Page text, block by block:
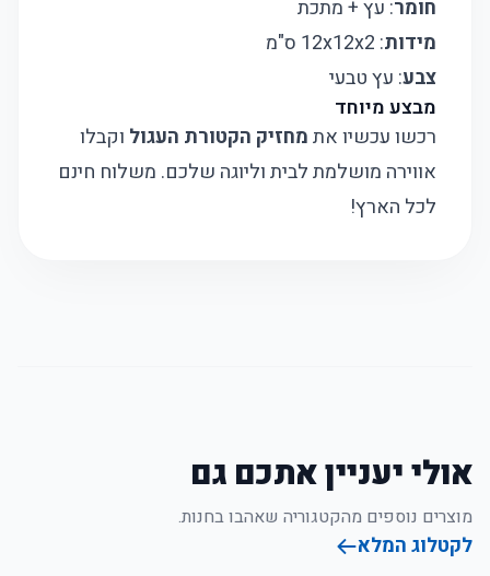
חומר: עץ + מתכת
מידות: 12x12x2 ס"מ
צבע: עץ טבעי
מבצע מיוחד
רכשו עכשיו אתמחזיק הקטורת העגול וקבלו
אווירה מושלמת לבית וליוגה שלכם. משלוח חינם
לכל הארץ!
אולי יעניין אתכם גם
מוצרים נוספים מהקטגוריה שאהבו בחנות.
לקטלוג המלא